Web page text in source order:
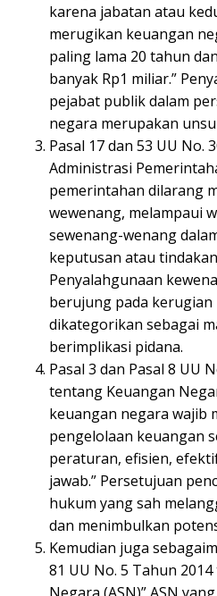
karena jabatan atau
merugikan keuangan
paling lama 20 tahun
banyak Rp1 miliar.”
pejabat publik dalam
negara merupakan
Pasal 17 dan 53 UU No.
Administrasi
pemerintahan dilarang
wewenang, melampaui
sewenang-wenang
keputusan atau
Penyalahgunaan
berujung pada
dikategorikan sebagai
berimplikasi pidana.
Pasal 3 dan Pasal 8 UU
tentang Keuangan
keuangan negara wajib
pengelolaan keuangan
peraturan, efisien,
jawab.” Persetujuan
hukum yang sah
dan menimbulkan
Kemudian juga
81 UU No. 5 Tahun